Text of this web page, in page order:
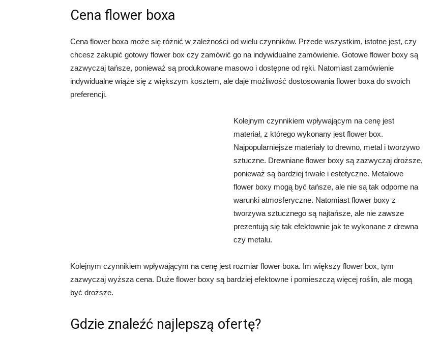
Cena flower boxa
Cena flower boxa może się różnić w zależności od wielu czynników. Przede wszystkim, istotne jest, czy
chcesz zakupić gotowy flower box czy zamówić go na indywidualne zamówienie. Gotowe flower boxy są
zazwyczaj tańsze, ponieważ są produkowane masowo i dostępne od ręki. Natomiast zamówienie
indywidualne wiąże się z większym kosztem, ale daje możliwość dostosowania flower boxa do swoich
preferencji.
Kolejnym czynnikiem wpływającym na cenę jest
materiał, z którego wykonany jest flower box.
Najpopularniejsze materiały to drewno, metal i tworzywo
sztuczne. Drewniane flower boxy są zazwyczaj droższe,
ponieważ są bardziej trwałe i estetyczne. Metalowe
flower boxy mogą być tańsze, ale nie są tak odporne na
warunki atmosferyczne. Natomiast flower boxy z
tworzywa sztucznego są najtańsze, ale nie zawsze
prezentują się tak efektownie jak te wykonane z drewna
czy metalu.
Kolejnym czynnikiem wpływającym na cenę jest rozmiar flower boxa. Im większy flower box, tym
zazwyczaj wyższa cena. Duże flower boxy są bardziej efektowne i pomieszczą więcej roślin, ale mogą
być droższe.
Gdzie znaleźć najlepszą ofertę?